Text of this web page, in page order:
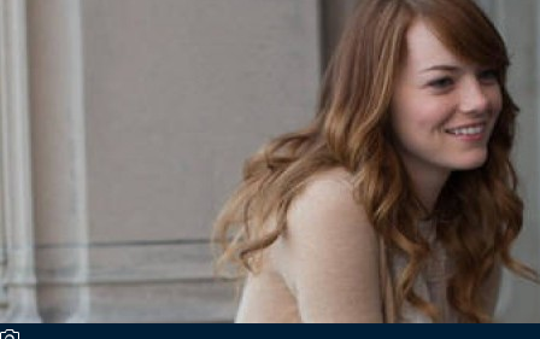
De Plato en Plato
Los Inestables